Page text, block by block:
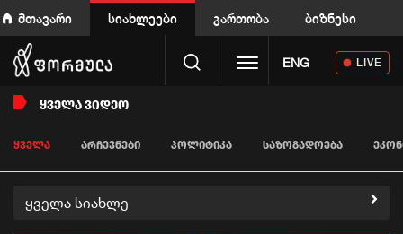
მთავარი სიახლეები გართობა ბიზნესი
Toggle navigation
ENG LIVE
ᲧᲕᲔᲚᲐ ᲕᲘᲓᲔᲝ
ᲧᲕᲔᲚᲐ ᲐᲠᲩᲔᲕᲜᲔᲑᲘ ᲞᲝᲚᲘᲢᲘᲙᲐ ᲡᲐᲖᲝᲒᲐᲓᲝᲔᲑᲐ
ყველა სიახლე